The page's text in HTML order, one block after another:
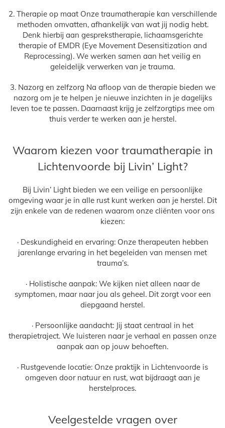
2. Therapie op maat Onze traumatherapie kan verschillende
methoden omvatten, afhankelijk van wat jij nodig hebt.
Denk hierbij aan gesprekstherapie, lichaamsgerichte
therapie of EMDR (Eye Movement Desensitization and
Reprocessing). We werken samen aan het veilig en
geleidelijk verwerken van je trauma.
3. Nazorg en zelfzorg Na afloop van de therapie bieden we
nazorg om je te helpen je nieuwe inzichten in je dagelijks
leven toe te passen. Daarnaast krijg je zelfzorgtips mee om
thuis verder te werken aan je herstel.
Waarom kiezen voor traumatherapie in
Lichtenvoorde bij Livin’ Light?
Bij Livin’ Light bieden we een veilige en persoonlijke
omgeving waar je in alle rust kunt werken aan je herstel. Dit
zijn enkele van de redenen waarom onze cliënten voor ons
kiezen:
· Deskundigheid en ervaring: Onze therapeuten hebben
jarenlange ervaring in het begeleiden van mensen met
trauma’s.
· Holistische aanpak: We kijken niet alleen naar de
symptomen, maar naar jou als geheel. Dit zorgt voor een
diepgaand herstel.
· Persoonlijke aandacht: Jij staat centraal in het
therapietraject. We luisteren naar je verhaal en passen onze
aanpak aan op jouw behoeften.
· Rustgevende locatie: Onze praktijk in Lichtenvoorde is
omgeven door natuur en rust, wat bijdraagt aan je
herstelproces.
Veelgestelde vragen over